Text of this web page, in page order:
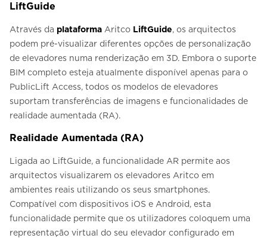
LiftGuide
Através da plataforma Aritco LiftGuide, os arquitectos
podem pré-visualizar diferentes opções de personalização
de elevadores numa renderização em 3D. Embora o suporte
BIM completo esteja atualmente disponível apenas para o
PublicLift Access, todos os modelos de elevadores
suportam transferências de imagens e funcionalidades de
realidade aumentada (RA).
Realidade Aumentada (RA)
Ligada ao LiftGuide, a funcionalidade AR permite aos
arquitectos visualizarem os elevadores Aritco em
ambientes reais utilizando os seus smartphones.
Compatível com dispositivos iOS e Android, esta
funcionalidade permite que os utilizadores coloquem uma
representação virtual do seu elevador configurado em